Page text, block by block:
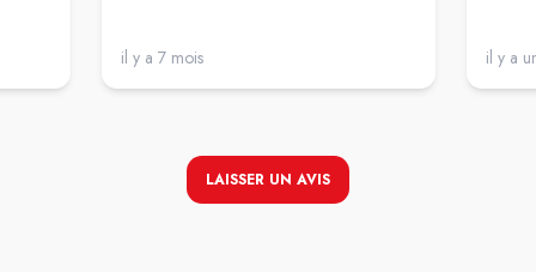
il y a 7 mois il y a
LAISSER UN AVIS